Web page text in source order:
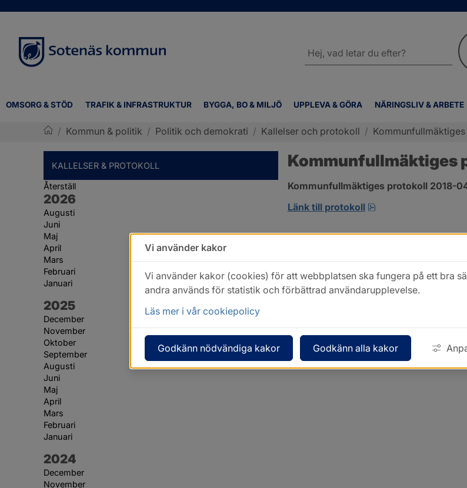
OMSORG & STÖD TRAFIK & INFRASTRUKTUR BYGGA, BO & MILJÖ UPPLEVA & GÖRA NÄRINGSLIV & ARBETE
webbplatsen
/ Kommun & politik / Politik och demokrati / Kallelser och protokoll /
KALLELSER & PROTOKOLL
Återställ
År:
2026
Augusti
Juni
Maj
April
Mars
Februari
Januari
År:
2025
December
November
Oktober
September
Augusti
Juni
Maj
April
Mars
Februari
Januari
År:
2024
December
November
Kommunfullmäktiges
Kommunfullmäktiges protokoll 2018-
Länk till protokoll
pdf, 2.9 MB,
Vi använder kakor
Vi använder kakor (cookies) för att webbplatsen ska fungera på ett bra
andra används för statistik och förbättrad användarupplevelse.
Läs mer i vår cookiepolicy
Godkänn nödvändiga kakor Godkänn alla kakor